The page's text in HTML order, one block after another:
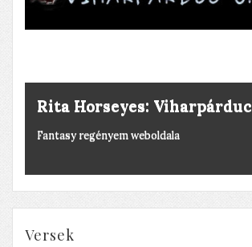
Rita Horseyes: Viharpárduc
Fantasy regényem weboldala
Versek